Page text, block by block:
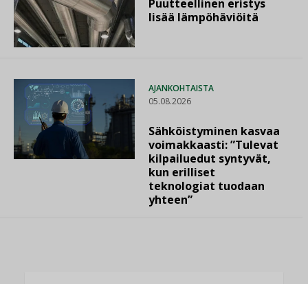
Puutteellinen eristys
lisää lämpöhäviöitä
AJANKOHTAISTA
05.08.2026
Sähköistyminen kasvaa
voimakkaasti: ”Tulevat
kilpailuedut syntyvät,
kun erilliset
teknologiat tuodaan
yhteen”